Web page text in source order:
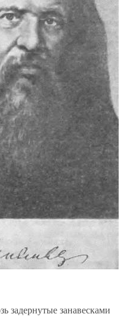
задернутые занавесками